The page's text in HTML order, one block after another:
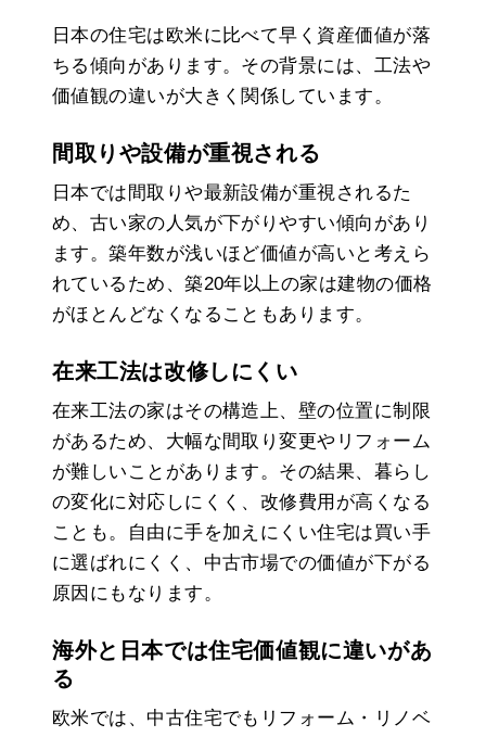
日本の住宅は欧米に比べて早く資産価値が落
ちる傾向があります。その背景には、工法や
価値観の違いが大きく関係しています。
間取りや設備が重視される
日本では間取りや最新設備が重視されるた
め、古い家の人気が下がりやすい傾向があり
ます。築年数が浅いほど価値が高いと考えら
れているため、築20年以上の家は建物の価格
がほとんどなくなることもあります。
在来工法は改修しにくい
在来工法の家はその構造上、壁の位置に制限
があるため、大幅な間取り変更やリフォーム
が難しいことがあります。その結果、暮らし
の変化に対応しにくく、改修費用が高くなる
ことも。自由に手を加えにくい住宅は買い手
に選ばれにくく、中古市場での価値が下がる
原因にもなります。
海外と日本では住宅価値観に違いがあ
る
欧米では、中古住宅でもリフォーム・リノベ